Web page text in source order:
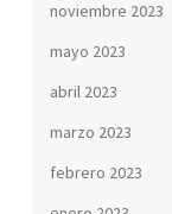
noviembre 2023
mayo 2023
abril 2023
marzo 2023
febrero 2023